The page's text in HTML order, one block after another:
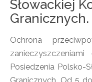
Słowackiej
Granicznych.
Ochrona
Posiedzenia Polsko-